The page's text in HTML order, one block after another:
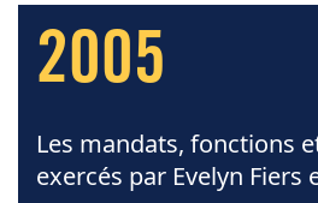
2005
Les mandats, fonctions
exercés par Evelyn Fiers